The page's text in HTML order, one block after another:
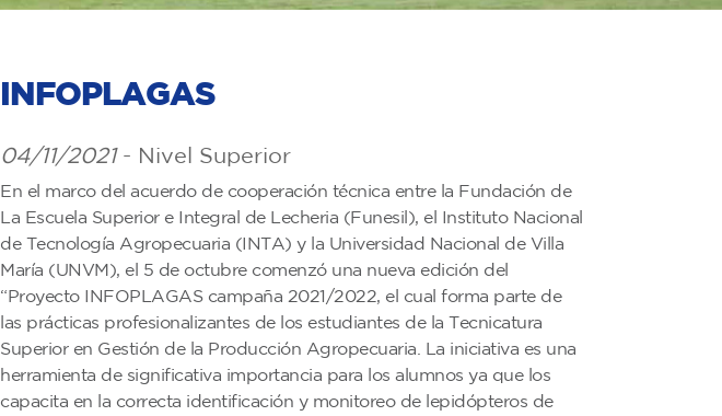
INFOPLAGAS
04/11/2021- Nivel Superior
En el marco del acuerdo de cooperación técnica entre la Fundación de
La Escuela Superior e Integral de Lecheria (Funesil), el Instituto Nacional
de Tecnología Agropecuaria (INTA) y la Universidad Nacional de Villa
María (UNVM), el 5 de octubre comenzó una nueva edición del
“Proyecto INFOPLAGAS campaña 2021/2022, el cual forma parte de
las prácticas profesionalizantes de los estudiantes de la Tecnicatura
Superior en Gestión de la Producción Agropecuaria. La iniciativa es una
herramienta de significativa importancia para los alumnos ya que los
capacita en la correcta identificación y monitoreo de lepidópteros de